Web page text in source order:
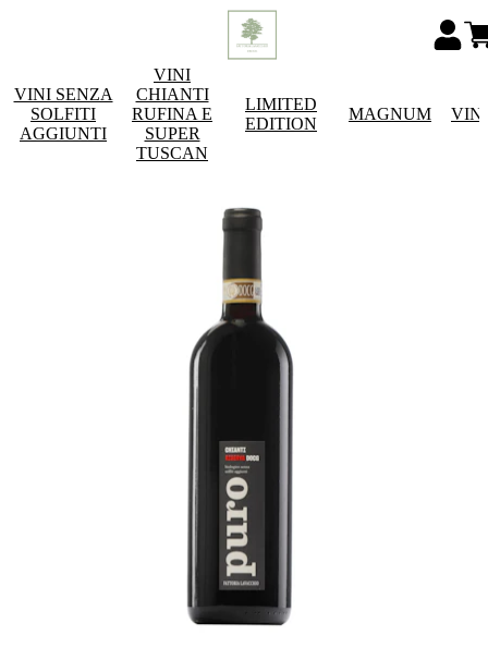
VINI SENZA
SOLFITI
AGGIUNTI
VINI
CHIANTI
RUFINA E
SUPER
TUSCAN
LIMITED
EDITION
MAGNUM